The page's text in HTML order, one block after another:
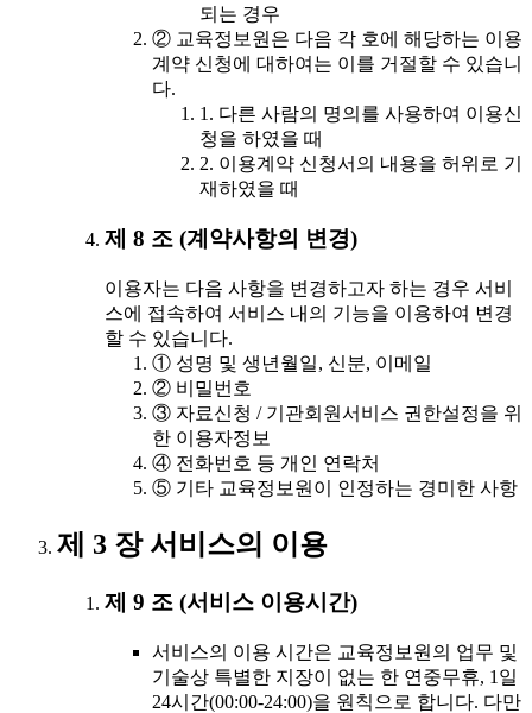
되는 경우
② 교육정보원은 다음 각 호에 해당하는 이용
계약 신청에 대하여는 이를 거절할 수 있습니
다.
1. 다른 사람의 명의를 사용하여 이용신
청을 하였을 때
2. 이용계약 신청서의 내용을 허위로 기
재하였을 때
제 8 조 (계약사항의 변경)
이용자는 다음 사항을 변경하고자 하는 경우 서비
스에 접속하여 서비스 내의 기능을 이용하여 변경
할 수 있습니다.
① 성명 및 생년월일, 신분, 이메일
② 비밀번호
③ 자료신청 / 기관회원서비스 권한설정을 위
한 이용자정보
④ 전화번호 등 개인 연락처
⑤ 기타 교육정보원이 인정하는 경미한 사항
제 3 장 서비스의 이용
제 9 조 (서비스 이용시간)
서비스의 이용 시간은 교육정보원의 업무 및
기술상 특별한 지장이 없는 한 연중무휴, 1일
24시간(00:00-24:00)을 원칙으로 합니다. 다만